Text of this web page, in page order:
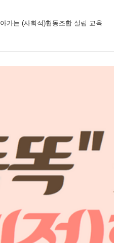
가는 (사회적)협동조합 설립 교육